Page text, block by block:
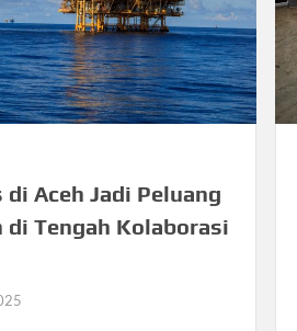
Aceh Jadi Peluang
di Tengah Kolaborasi